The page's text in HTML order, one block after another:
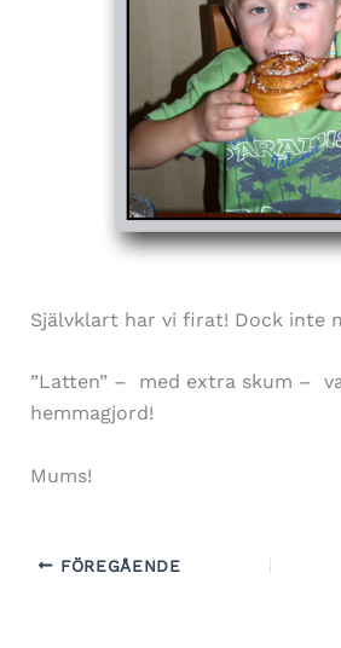
Självklart har vi firat! Dock inte
”Latten” – med extra skum –
hemmagjord!
Mums!
FÖREGÅENDE